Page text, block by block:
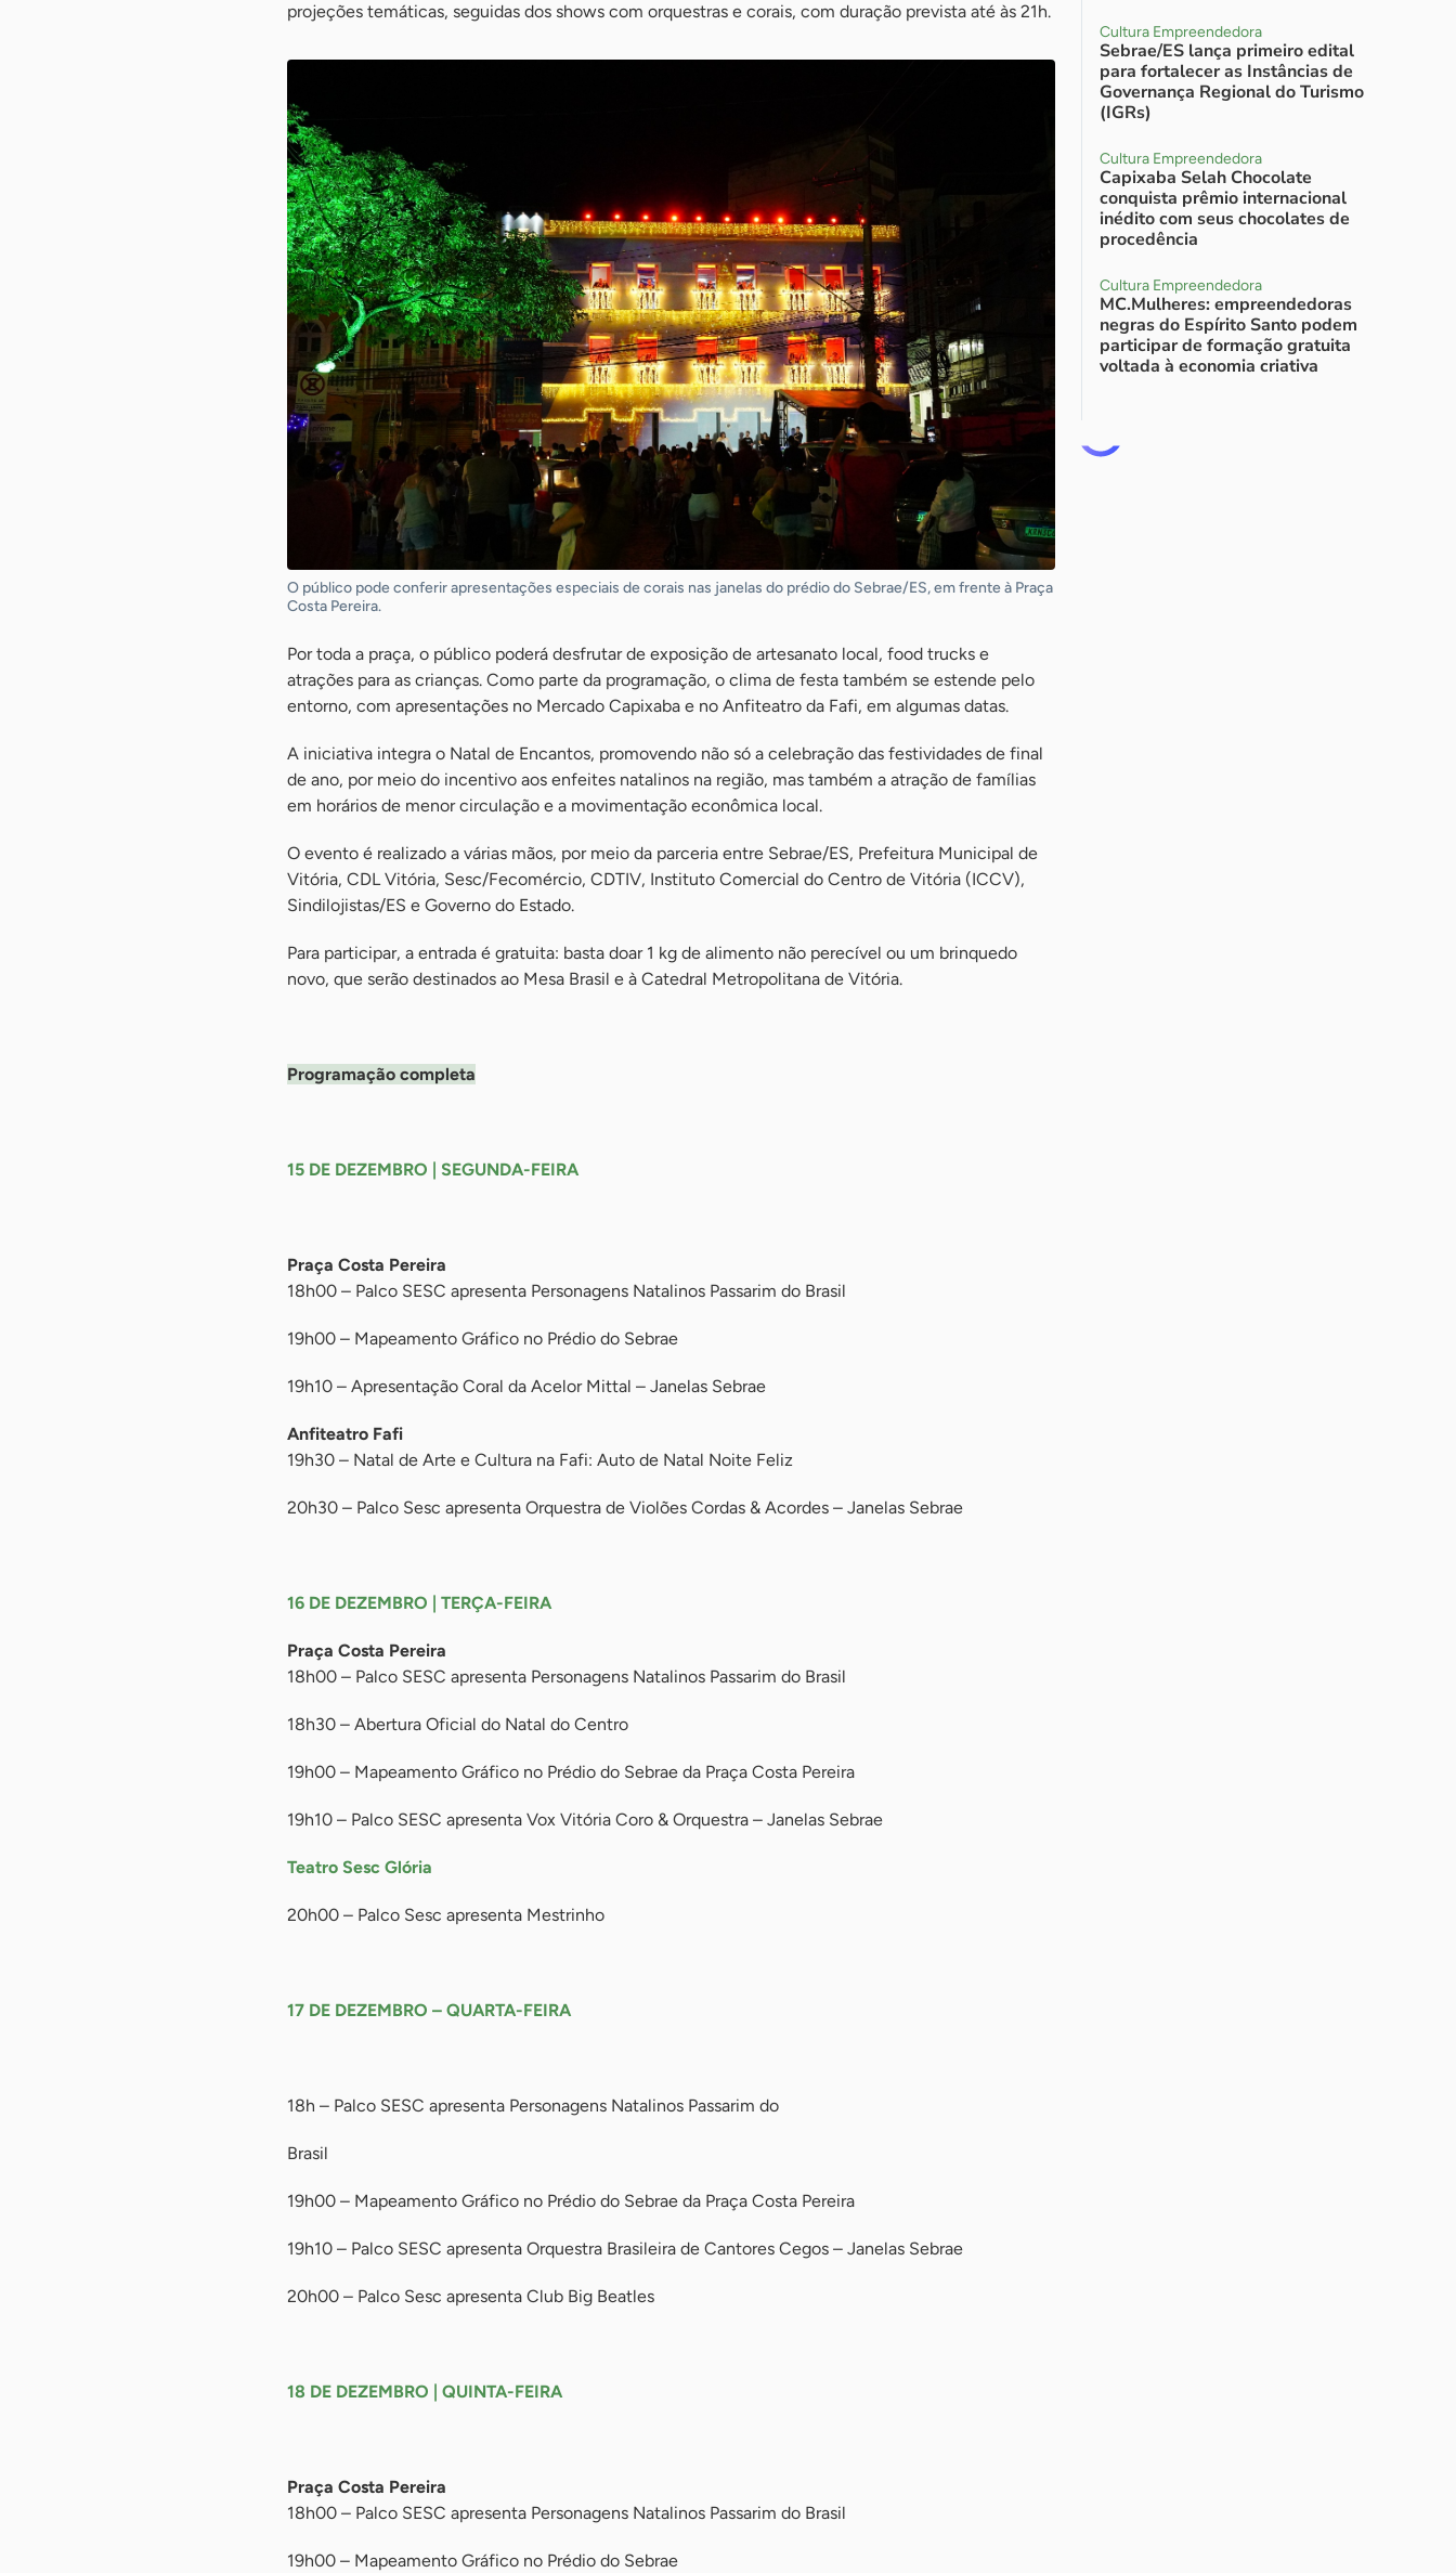
projeções temáticas, seguidas dos shows com orquestras e corais, com duração prevista até às 21h.
O público pode conferir apresentações especiais de corais nas janelas do prédio do Sebrae/ES, em frente à Praça
Costa Pereira.
Por toda a praça, o público poderá desfrutar de exposição de artesanato local, food trucks e
atrações para as crianças. Como parte da programação, o clima de festa também se estende pelo
entorno, com apresentações no Mercado Capixaba e no Anfiteatro da Fafi, em algumas datas.
A iniciativa integra o Natal de Encantos, promovendo não só a celebração das festividades de final
de ano, por meio do incentivo aos enfeites natalinos na região, mas também a atração de famílias
em horários de menor circulação e a movimentação econômica local.
O evento é realizado a várias mãos, por meio da parceria entre Sebrae/ES, Prefeitura Municipal de
Vitória, CDL Vitória, Sesc/Fecomércio, CDTIV, Instituto Comercial do Centro de Vitória (ICCV),
Sindilojistas/ES e Governo do Estado.
Para participar, a entrada é gratuita: basta doar 1 kg de alimento não perecível ou um brinquedo
novo, que serão destinados ao Mesa Brasil e à Catedral Metropolitana de Vitória.
Programação completa
15 DE DEZEMBRO | SEGUNDA-FEIRA
Praça Costa Pereira
18h00 – Palco SESC apresenta Personagens Natalinos Passarim do Brasil
19h00 – Mapeamento Gráfico no Prédio do Sebrae
19h10 – Apresentação Coral da Acelor Mittal – Janelas Sebrae
Anfiteatro Fafi
19h30 – Natal de Arte e Cultura na Fafi: Auto de Natal Noite Feliz
20h30 – Palco Sesc apresenta Orquestra de Violões Cordas & Acordes – Janelas Sebrae
16 DE DEZEMBRO | TERÇA-FEIRA
Praça Costa Pereira
18h00 – Palco SESC apresenta Personagens Natalinos Passarim do Brasil
18h30 – Abertura Oficial do Natal do Centro
19h00 – Mapeamento Gráfico no Prédio do Sebrae da Praça Costa Pereira
19h10 – Palco SESC apresenta Vox Vitória Coro & Orquestra – Janelas Sebrae
Teatro Sesc Glória
20h00 – Palco Sesc apresenta Mestrinho
17 DE DEZEMBRO – QUARTA-FEIRA
18h – Palco SESC apresenta Personagens Natalinos Passarim do
Brasil
19h00 – Mapeamento Gráfico no Prédio do Sebrae da Praça Costa Pereira
19h10 – Palco SESC apresenta Orquestra Brasileira de Cantores Cegos – Janelas Sebrae
20h00 – Palco Sesc apresenta Club Big Beatles
18 DE DEZEMBRO | QUINTA-FEIRA
Praça Costa Pereira
18h00 – Palco SESC apresenta Personagens Natalinos Passarim do Brasil
19h00 – Mapeamento Gráfico no Prédio do Sebrae
Cultura Empreendedora
Sebrae/ES lança primeiro edital
para fortalecer as Instâncias de
Governança Regional do Turismo
(IGRs)
Cultura Empreendedora
Capixaba Selah Chocolate
conquista prêmio internacional
inédito com seus chocolates de
procedência
Cultura Empreendedora
MC.Mulheres: empreendedoras
negras do Espírito Santo podem
participar de formação gratuita
voltada à economia criativa